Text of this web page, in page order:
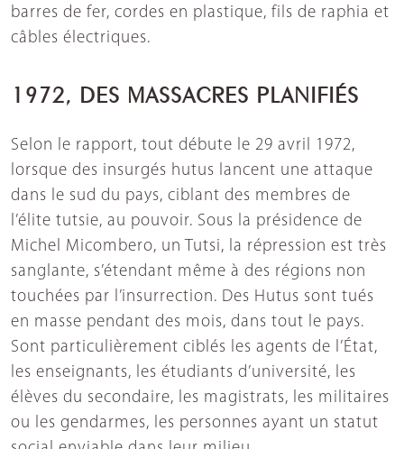
barres de fer, cordes en plastique, fils de raphia et
câbles électriques.
1972, DES MASSACRES PLANIFIÉS
Selon le rapport, tout débute le 29 avril 1972,
lorsque des insurgés hutus lancent une attaque
dans le sud du pays, ciblant des membres de
l’élite tutsie, au pouvoir. Sous la présidence de
Michel Micombero, un Tutsi, la répression est très
sanglante, s’étendant même à des régions non
touchées par l’insurrection. Des Hutus sont tués
en masse pendant des mois, dans tout le pays.
Sont particulièrement ciblés les agents de l’État,
les enseignants, les étudiants d’université, les
élèves du secondaire, les magistrats, les militaires
ou les gendarmes, les personnes ayant un statut